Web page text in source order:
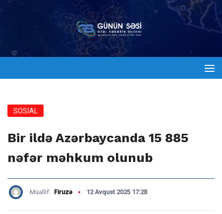
SOSİAL
Bir ildə Azərbaycanda 15 885
nəfər məhkum olunub
Müəllif: Firuzə 12 Avqust 2025 17:28